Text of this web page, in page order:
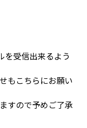
を受信出来るよう
もこちらにお願い
すので予めご了承